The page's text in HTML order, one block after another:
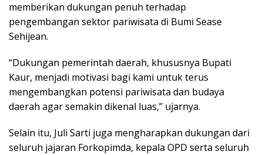
memberikan dukungan penuh terhadap
pengembangan sektor pariwisata di Bumi Sease
Sehijean.
“Dukungan pemerintah daerah, khususnya Bupati
Kaur, menjadi motivasi bagi kami untuk terus
mengembangkan potensi pariwisata dan budaya
daerah agar semakin dikenal luas,” ujarnya.
Selain itu, Juli Sarti juga mengharapkan dukungan dari
seluruh jajaran Forkopimda, kepala OPD serta seluruh